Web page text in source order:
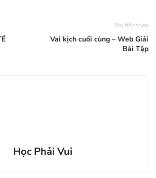
Bài tiếp theo
Vai kịch cuối cùng – Web Giải
Bài Tập
Học Phải Vui